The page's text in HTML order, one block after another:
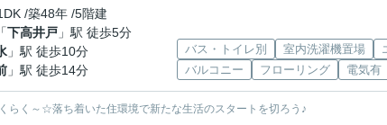
/築48年 /5階建
「下高井戸 」駅 徒歩5分
」駅 徒歩10分
」駅 徒歩14分
バス・トイレ別 室内洗濯機置場
バルコニー
フローリング 電気有
らく～☆落ち着いた住環境で新たな生活のスタートを切ろう♪